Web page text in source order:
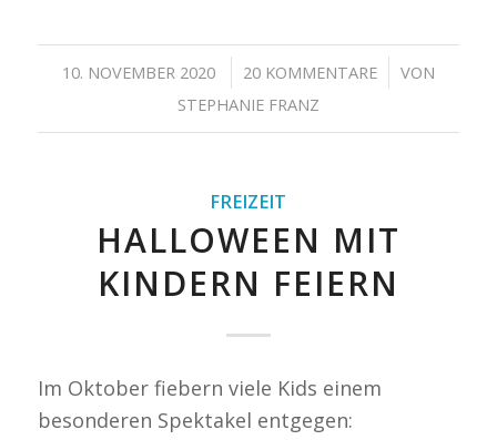
10. NOVEMBER 2020
/ 20 KOMMENTARE
/
VON
STEPHANIE FRANZ
FREIZEIT
HALLOWEEN MIT
KINDERN FEIERN
Im Oktober fiebern viele Kids einem
besonderen Spektakel entgegen: